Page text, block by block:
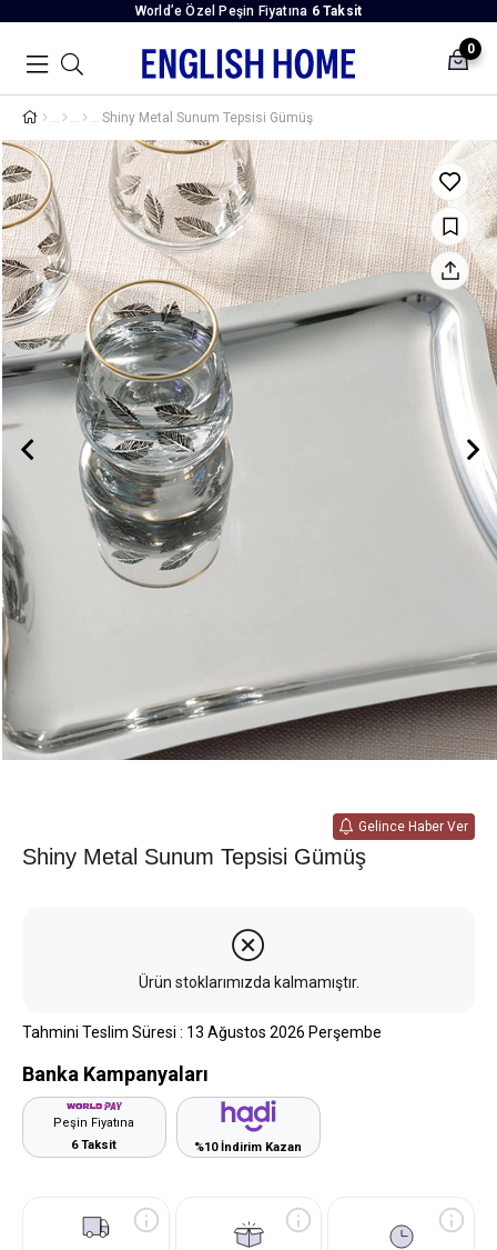
World’e Özel Peşin Fiyatına 6 Taksit
0
Shiny Metal Sunum Tepsisi Gümüş
Gelince Haber Ver
Shiny Metal Sunum Tepsisi Gümüş
Ürün stoklarımızda kalmamıştır.
Tahmini Teslim Süresi : 13 Ağustos 2026 Perşembe
Banka Kampanyaları
Peşin Fiyatına
6 Taksit
%10 İndirim Kazan